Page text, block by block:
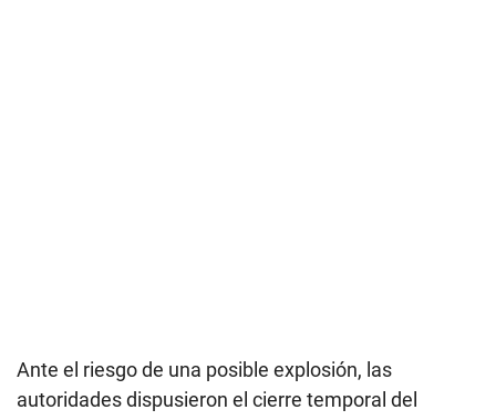
Ante el riesgo de una posible explosión, las
autoridades dispusieron el cierre temporal del